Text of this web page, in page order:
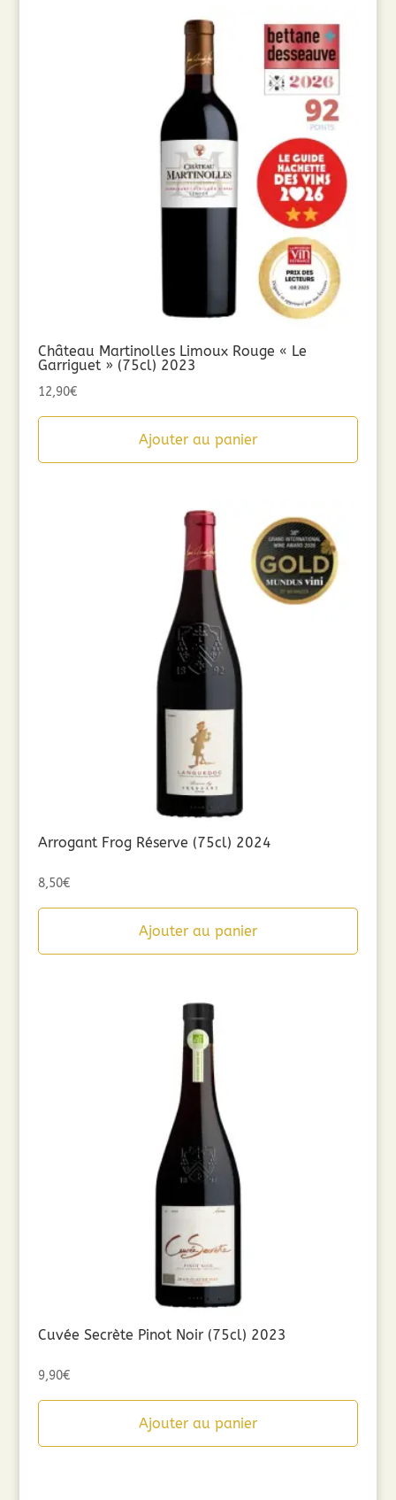
Château Martinolles Limoux Rouge « Le
Garriguet » (75cl) 2023
12,90€
Ajouter au panier
Arrogant Frog Réserve (75cl) 2024
8,50€
Ajouter au panier
Cuvée Secrète Pinot Noir (75cl) 2023
9,90€
Ajouter au panier